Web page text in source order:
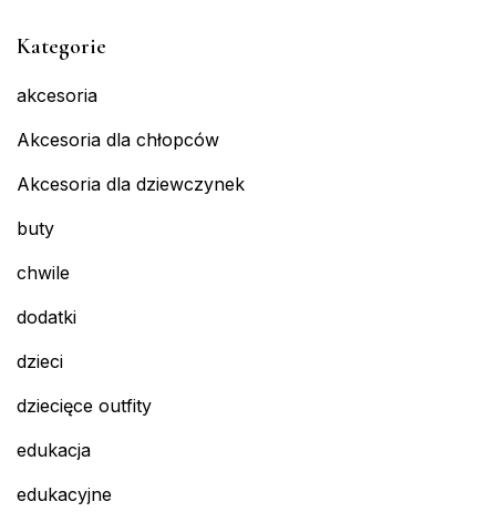
Kategorie
akcesoria
Akcesoria dla chłopców
Akcesoria dla dziewczynek
buty
chwile
dodatki
dzieci
dziecięce outfity
edukacja
edukacyjne